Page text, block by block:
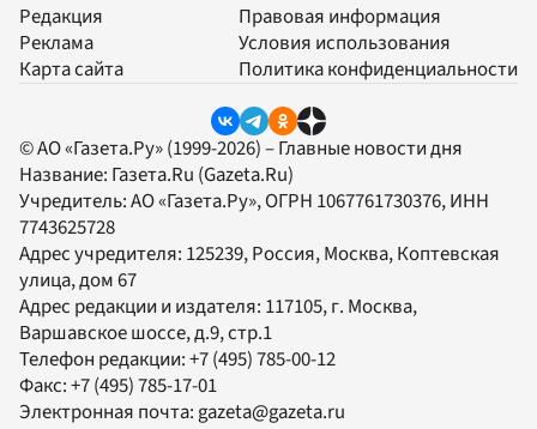
Редакция
Реклама
Карта сайта
Правовая информация
Условия использования
Политика конфиденциальности
© АО «Газета.Ру» (1999-2026) – Главные новости дня
Название: Газета.Ru (Gazeta.Ru)
Учредитель:АО «Газета.Ру», ОГРН 1067761730376, ИНН
7743625728
Адрес учредителя: 125239, Россия, Москва, Коптевская
улица, дом 67
Адрес редакции и издателя: 117105, г. Москва,
Варшавское шоссе, д.9, стр.1
Телефон редакции:+7 (495) 785-00-12
Факс:+7 (495) 785-17-01
Электронная почта:gazeta@gazeta.ru